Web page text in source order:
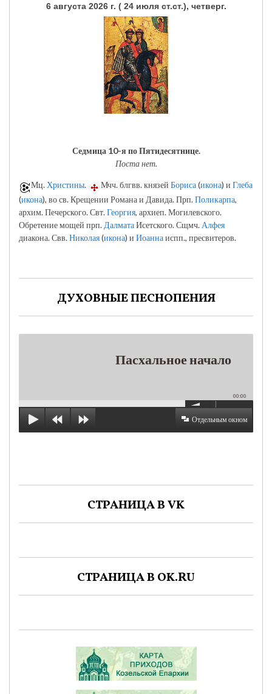
6 августа 2026 г. ( 24 июля ст.ст.), четверг.
Седмица 10-я по Пятидесятнице.
Поста нет.
Мц. Христины. Мчч. блгвв. князей Бориса(икона) и Глеба
(икона), во св. Крещении Романа и Давида. Прп.Поликарпа,
архим. Печерского. Свт.Георгия, архиеп. Могилевского.
Обретение мощей прп. ДалматаИсетского. Сщмч. Алфея
диакона. Свв.Николая(икона) и Иоаннаиспп., пресвитеров.
ДУХОВНЫЕ ПЕСНОПЕНИЯ
Пасхальное начало
00:00
Отдельным окном
СТРАНИЦА В VK
СТРАНИЦА В OK.RU